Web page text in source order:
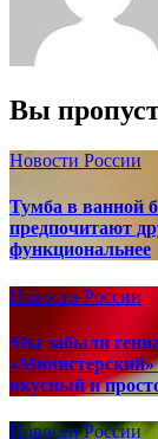
Вы
Новости России
Тумба в ванной
предпочитают
функциональнее
Новости России
Мы забыли
вкусный и
Новости России